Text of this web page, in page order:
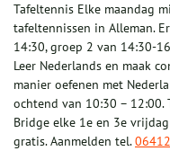
Tafeltennis Elke maandag
tafeltennissen in Alleman.
14:30, groep 2 van 14:30-
Leer Nederlands en maak
manier oefenen met
ochtend van 10:30 – 12:00.
Bridge elke 1e en 3e
gratis. Aanmelden tel.